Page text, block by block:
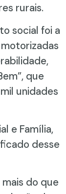
rurais.
social foi a
que
unidades
e Família,
desse
do que